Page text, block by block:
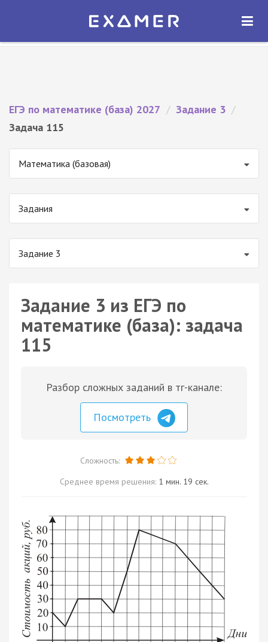
Экзамер — ЕГЭ 2027
ОТКРЫТЬ
ЕГЭ по математике (база) 2027 / Задание 3 /
Задача 115
Математика (базовая)
Задания
Задание 3
Задание 3 из ЕГЭ по
математике (база): задача
115
Разбор сложных заданий в тг-канале:
Посмотреть
Сложность:
Среднее время решения: 1 мин. 19 сек.